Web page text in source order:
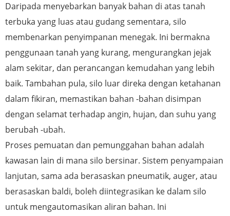
Daripada menyebarkan banyak bahan di atas tanah
terbuka yang luas atau gudang sementara, silo
membenarkan penyimpanan menegak. Ini bermakna
penggunaan tanah yang kurang, mengurangkan jejak
alam sekitar, dan perancangan kemudahan yang lebih
baik. Tambahan pula, silo luar direka dengan ketahanan
dalam fikiran, memastikan bahan -bahan disimpan
dengan selamat terhadap angin, hujan, dan suhu yang
berubah -ubah.
Proses pemuatan dan pemunggahan bahan adalah
kawasan lain di mana silo bersinar. Sistem penyampaian
lanjutan, sama ada berasaskan pneumatik, auger, atau
berasaskan baldi, boleh diintegrasikan ke dalam silo
untuk mengautomasikan aliran bahan. Ini